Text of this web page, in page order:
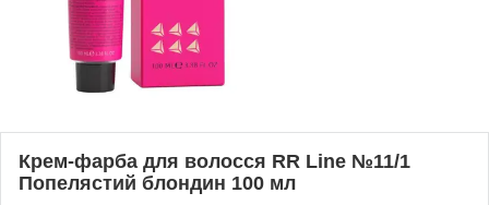
Крем-фарба для волосся RR Line №11/1
Попелястий блондин 100 мл